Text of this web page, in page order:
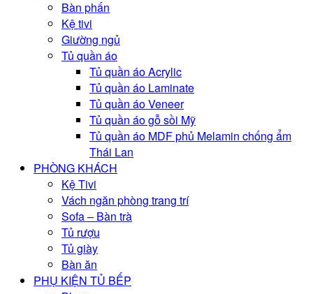
Bàn phấn
Kệ tivi
Giường ngủ
Tủ quần áo
Tủ quần áo Acrylic
Tủ quần áo Laminate
Tủ quần áo Veneer
Tủ quần áo gỗ sồi Mỹ
Tủ quần áo MDF phủ Melamin chống ẩm
Thái Lan
PHÒNG KHÁCH
Kệ Tivi
Vách ngăn phòng trang trí
Sofa – Bàn trà
Tủ rượu
Tủ giày
Bàn ăn
PHỤ KIỆN TỦ BẾP